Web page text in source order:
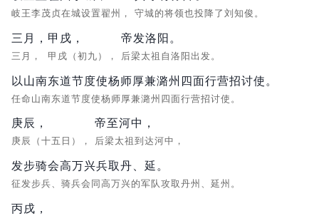
岐王李茂贞在城设置翟州， 守城的将领也投降了刘知俊。
三月，
三月，
甲戌，
甲戌（初九），
帝发洛阳。
后梁太祖自洛阳出发。
以山南东道节度使杨师厚兼潞州四面行营招讨使。
任命山南东道节度使杨师厚兼潞州四面行营招讨使。
庚辰，
庚辰（十五日），
帝至河中，
后梁太祖到达河中，
发步骑会高万兴兵取丹、延。
征发步兵、骑兵会同高万兴的军队攻取丹州、延州。
丙戌，